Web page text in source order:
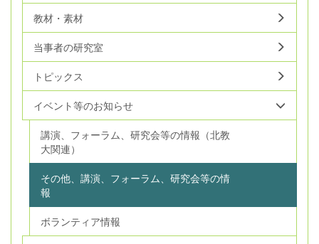
教材・素材
当事者の研究室
トピックス
イベント等のお知らせ
講演、フォーラム、研究会等の情報（北教
大関連）
その他、講演、フォーラム、研究会等の情
報
ボランティア情報